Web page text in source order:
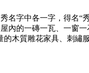
字中各一字，得名“
的一磚一瓦、一窗
木質雕花家具、刺繡